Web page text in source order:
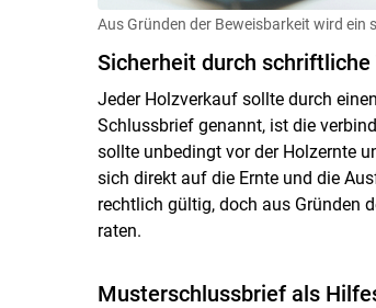
Aus Gründen der Beweisbarkeit wird ein
Sicherheit durch schriftliche
Jeder Holzverkauf sollte durch
Schlussbrief genannt, ist die
sollte unbedingt vor der Holzernte
sich direkt auf die Ernte und die
rechtlich gültig, doch aus Gründen
raten.
Musterschlussbrief als